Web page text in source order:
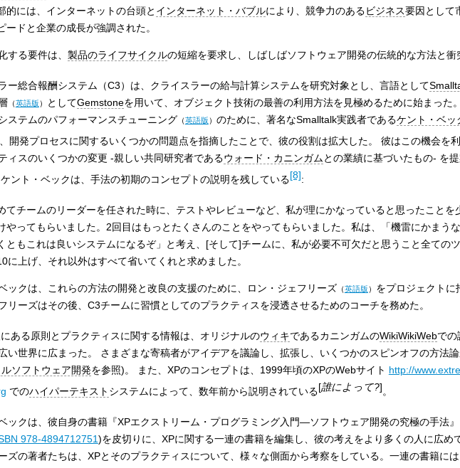
的には、インターネットの台頭と インターネット・バブルにより、競争力のあるビジネス要因として
ードと企業の成長が強調された。
する要件は、 製品のライフサイクルの短縮を要求し、しばしばソフトウェア開発の伝統的な方法と衝
ー総合報酬システム（C3）は、クライスラーの給与計算システムを研究対象とし、言語として
（英語版） としてGemstoneを用いて、オブジェクト技術の最善の利用方法を見極めるために始まった
ステムのパフォーマンスチューニング （英語版） のために、著名なSmalltalk実践者であるケント・ベッ
開発プロセスに関するいくつかの問題点を指摘したことで、彼の役割は拡大した。 彼はこの機会を
ィスのいくつかの変更 -親しい共同研究者であるウォード・カニンガムとの業績に基づいたもの- を
ント・ベックは、手法の初期のコンセプトの説明を残している[8]:
てチームのリーダーを任された時に、テストやレビューなど、私が理にかなっていると思ったことを
やってもらいました。2回目はもっとたくさんのことをやってもらいました。私は、「機雷にかまう
ともこれは良いシステムになるぞ」と考え、[そして]チームに、私が必要不可欠だと思うこと全ての
に上げ、それ以外はすべて省いてくれと求めました。
ックは、これらの方法の開発と改良の支援のために、 ロン・ジェフリーズ （英語版） をプロジェクトに
リーズはその後、C3チームに習慣としてのプラクティスを浸透させるためのコーチを務めた。
ある原則とプラクティスに関する情報は、オリジナルのウィキであるカニンガムのWikiWikiWebでの
い世界に広まった。 さまざまな寄稿者がアイデアを議論し、拡張し、いくつかのスピンオフの方法
ソフトウェア開発を参照)。 また、XPのコンセプトは、1999年頃のXPのWebサイト http://
でのハイパーテキスト システムによって、数年前から説明されている[誰によって?]。
ックは、彼自身の書籍『XPエクストリーム・プログラミング入門―ソフトウェア開発の究極の手法
978-4894712751)を皮切りに、XPに関する一連の書籍を編集し、彼の考えをより多くの人に広め
ズの著者たちは、XPとそのプラクティスについて、様々な側面から考察をしている。一連の書籍に